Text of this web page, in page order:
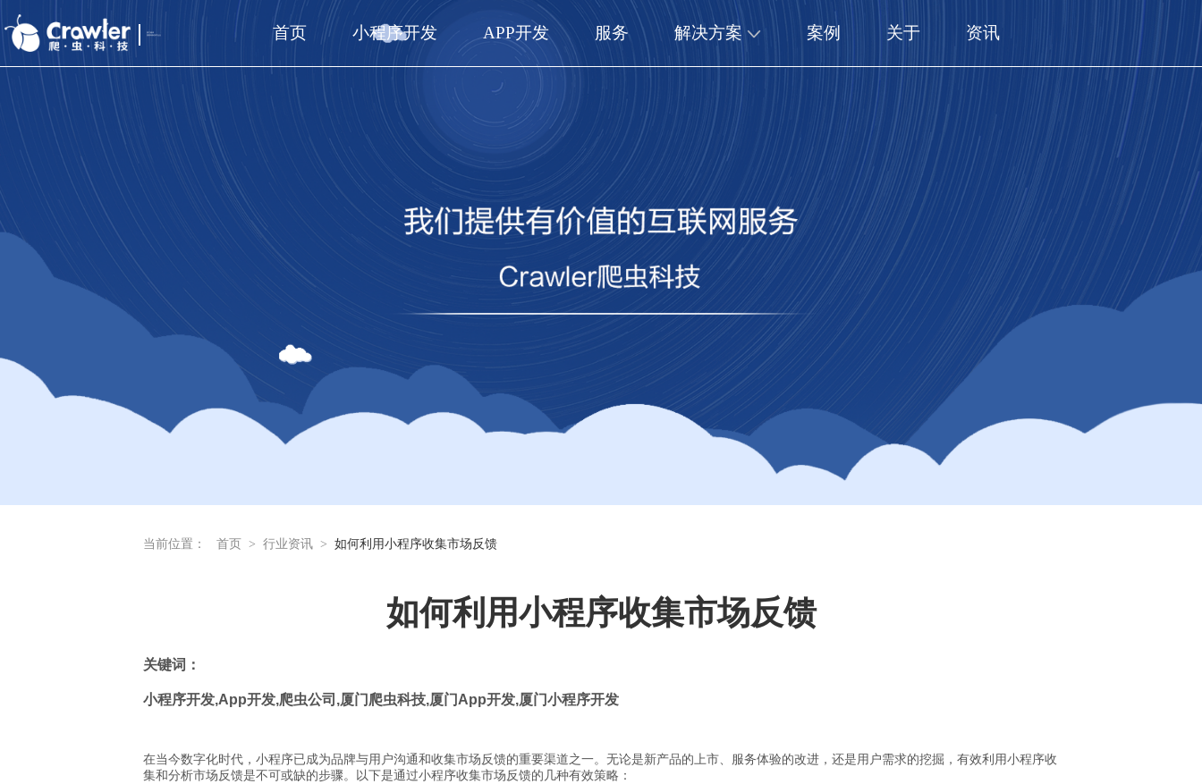
首页 小程序开发 APP开发 服务 解决方案 案例 关于 资讯
当前位置： 首页 > 行业资讯 > 如何利用小程序收集市场反馈
如何利用小程序收集市场反馈
关键词：
小程序开发,App开发,爬虫公司 ,厦门爬虫科技,厦门 App开发,厦门小程序开发
在当今数字化时代，小程序已成为品牌与用户沟通和收集市场反馈的重要渠道之一。无论是新产品的上市、服务体验的改进，还是用户需求的挖掘，有效利用小程序收
集和分析市场反馈是不可或缺的步骤。以下是通过小程序收集市场反馈的几种有效策略：